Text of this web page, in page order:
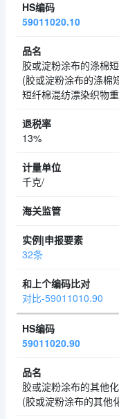
59011020.10
胶或淀粉涂布的涤棉
(胶或淀粉涂布的涤棉
短纤棉混纺漂染织物
13%
千克/
32条
对比-59011010.90
59011020.90
胶或淀粉涂布的其他
(胶或淀粉涂布的其他